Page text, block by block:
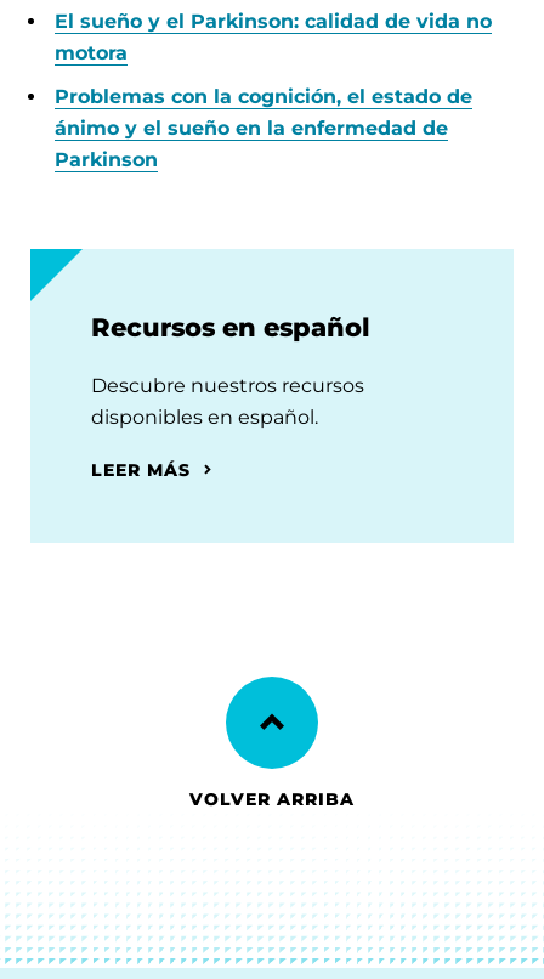
El sueño y el Parkinson: calidad de vida no
motora
Problemas con la cognición, el estado de
ánimo y el sueño en la enfermedad de
Parkinson
Recursos en español
Descubre nuestros recursos
disponibles en español.
LEER MÁS
VOLVER ARRIBA